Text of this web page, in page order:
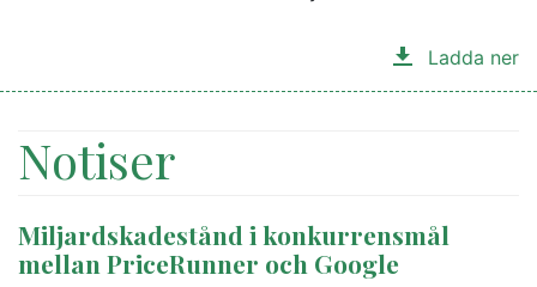
Ladda ner
Notiser
Miljardskadestånd i konkurrensmål
mellan PriceRunner och Google